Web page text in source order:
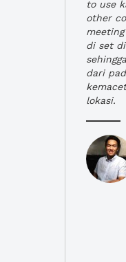
to use
other
di set
dari
lokasi.